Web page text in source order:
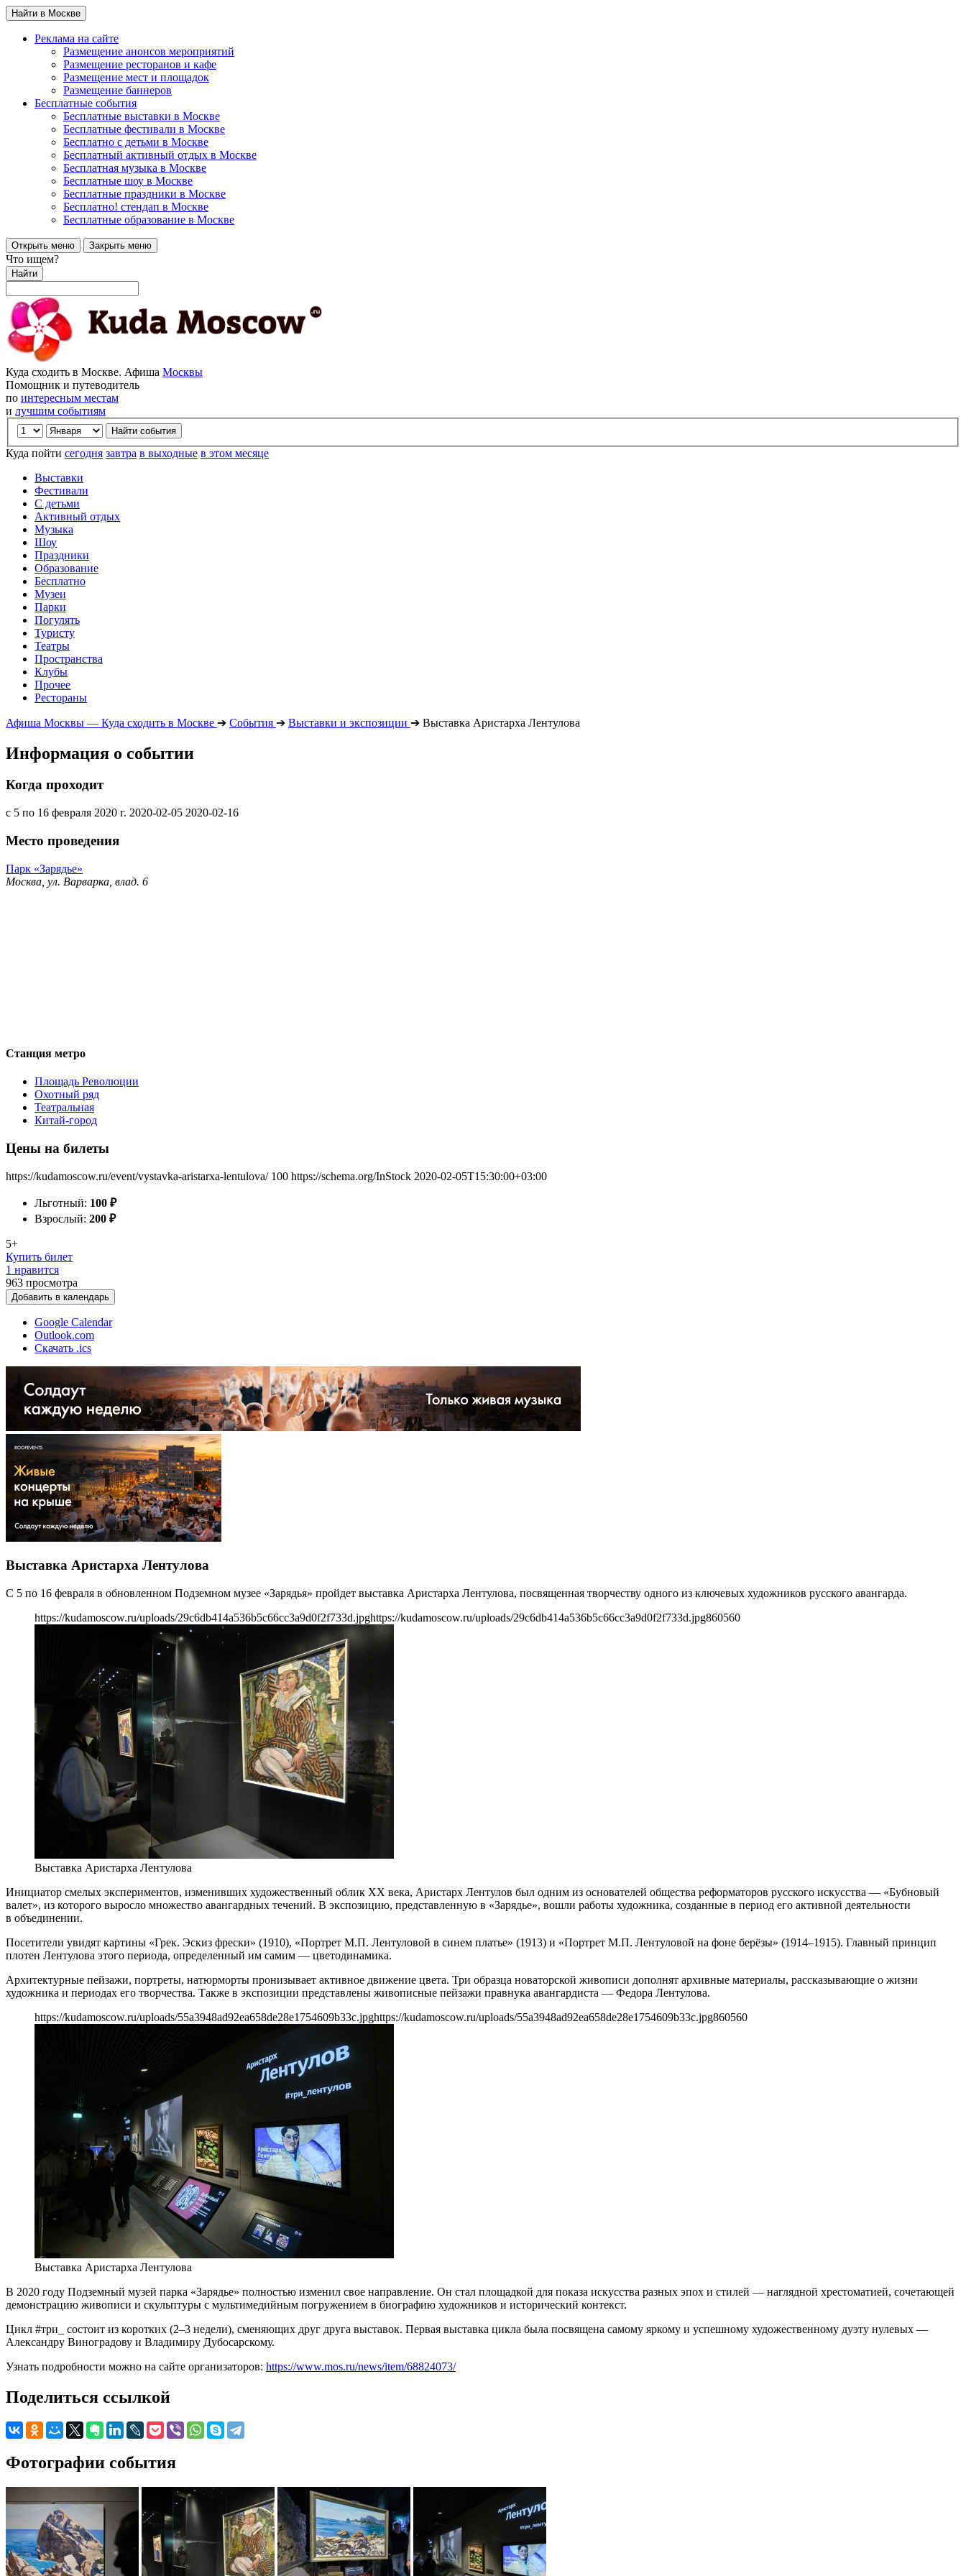
Найти в Москве
Реклама на сайте
Размещение анонсов мероприятий
Размещение ресторанов и кафе
Размещение мест и площадок
Размещение баннеров
Бесплатные события
Бесплатные выставки в Москве
Бесплатные фестивали в Москве
Бесплатно с детьми в Москве
Бесплатный активный отдых в Москве
Бесплатная музыка в Москве
Бесплатные шоу в Москве
Бесплатные праздники в Москве
Бесплатно! стендап в Москве
Бесплатные образование в Москве
Открыть меню Закрыть меню
Что ищем?
Найти
Куда сходить в Москве. Афиша Москвы
Помощник и путеводитель
по интересным местам
и лучшим событиям
Куда пойти сегодня завтра в выходные в этом месяце
Выставки
Фестивали
С детьми
Активный отдых
Музыка
Шоу
Праздники
Образование
Бесплатно
Музеи
Парки
Погулять
Туристу
Театры
Пространства
Клубы
Прочее
Рестораны
Афиша Москвы — Куда сходить в Москве ➔ События ➔ Выставки и экспозиции ➔ Выставка Аристарха Лентулова
Информация о событии
Когда проходит
с 5 по 16 февраля 2020 г. 2020-02-05 2020-02-16
Место проведения
Парк «Зарядье»
Москва, ул. Варварка, влад. 6
Станция метро
Площадь Революции
Охотный ряд
Театральная
Китай-город
Цены на билеты
https://kudamoscow.ru/event/vystavka-aristarxa-lentulova/ 100 https://schema.org/InStock 2020-02-05T15:30:00+03:00
Льготный: 100 ₽
Взрослый: 200 ₽
5+
Купить билет
1 нравится
963 просмотра
Добавить в календарь
Google Calendar
Outlook.com
Скачать .ics
Выставка Аристарха Лентулова
С 5 по 16 февраля в обновленном Подземном музее «Зарядья» пройдет выставка Аристарха Лентулова, посвященная творчеству одного из ключевых художников русского авангарда.
https://kudamoscow.ru/uploads/29c6db414a536b5c66cc3a9d0f2f733d.jpghttps://kudamoscow.ru/uploads/29c6db414a536b5c66cc3a9d0f2f733d.jpg860560
Выставка Аристарха Лентулова
Инициатор смелых экспериментов, изменивших художественный облик ХХ века, Аристарх Лентулов был одним из основателей общества реформаторов русского искусства — «Бубновый
валет», из которого выросло множество авангардных течений. В экспозицию, представленную в «Зарядье», вошли работы художника, созданные в период его активной деятельности
в объединении.
Посетители увидят картины «Грек. Эскиз фрески» (1910), «Портрет М.П. Лентуловой в синем платье» (1913) и «Портрет М.П. Лентуловой на фоне берёзы» (1914–1915). Главный принцип
плотен Лентулова этого периода, определенный им самим — цветодинамика.
Архитектурные пейзажи, портреты, натюрморты пронизывает активное движение цвета. Три образца новаторской живописи дополнят архивные материалы, рассказывающие о жизни
художника и периодах его творчества. Также в экспозиции представлены живописные пейзажи правнука авангардиста — Федора Лентулова.
https://kudamoscow.ru/uploads/55a3948ad92ea658de28e1754609b33c.jpghttps://kudamoscow.ru/uploads/55a3948ad92ea658de28e1754609b33c.jpg860560
Выставка Аристарха Лентулова
В 2020 году Подземный музей парка «Зарядье» полностью изменил свое направление. Он стал площадкой для показа искусства разных эпох и стилей — наглядной хрестоматией, сочетающей
демонстрацию живописи и скульптуры с мультимедийным погружением в биографию художников и исторический контекст.
Цикл #три_ состоит из коротких (2–3 недели), сменяющих друг друга выставок. Первая выставка цикла была посвящена самому яркому и успешному художественному дуэту нулевых —
Александру Виноградову и Владимиру Дубосарскому.
Узнать подробности можно на сайте организаторов: https://www.mos.ru/news/item/68824073/
Поделиться ссылкой
Фотографии события